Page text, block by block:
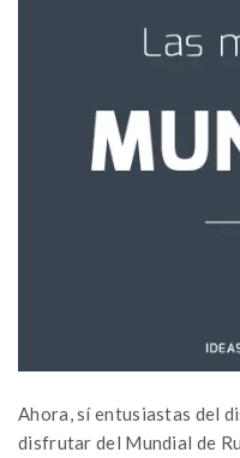
Ahora, sí entusiastas del
disfrutar del Mundial de